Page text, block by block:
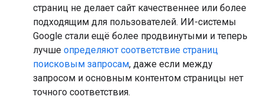
страниц не делает сайт качественнее или более
подходящим для пользователей. ИИ-системы
Google стали ещё более продвинутыми и теперь
лучше определяют соответствие страниц
поисковым запросам, даже если между
запросом и основным контентом страницы нет
точного соответствия.